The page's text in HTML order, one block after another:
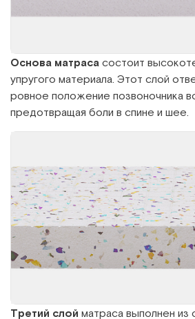
Основа матраса состоит
упругого материала. Этот слой
ровное положение позвоночника
предотвращая боли в спине и шее.
Третий слой матраса выполнен из